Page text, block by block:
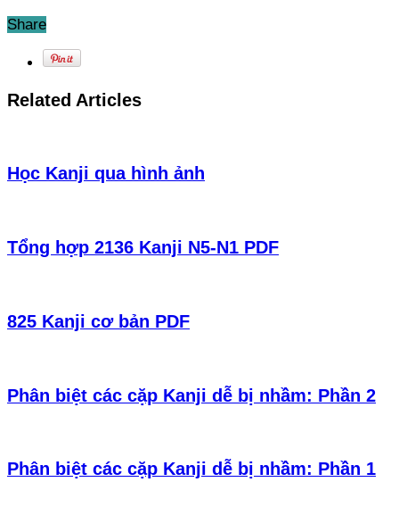
Share
Related Articles
Học Kanji qua hình ảnh
Tổng hợp 2136 Kanji N5-N1 PDF
825 Kanji cơ bản PDF
Phân biệt các cặp Kanji dễ bị nhầm: Phần 2
Phân biệt các cặp Kanji dễ bị nhầm: Phần 1